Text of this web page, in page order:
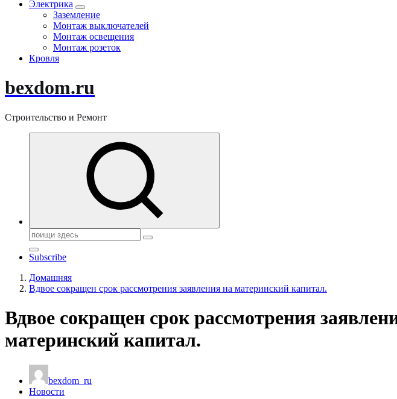
Электрика
Заземление
Монтаж выключателей
Монтаж освещения
Монтаж розеток
Кровля
bexdom.ru
Строительство и Ремонт
Поиск:
Subscribe
Домашняя
Вдвое сокращен срок рассмотрения заявления на материнский капитал.
Вдвое сокращен срок рассмотрения
материнский капитал.
bexdom_ru
Новости